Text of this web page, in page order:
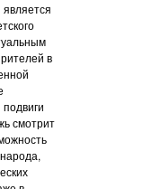
в
смотрит